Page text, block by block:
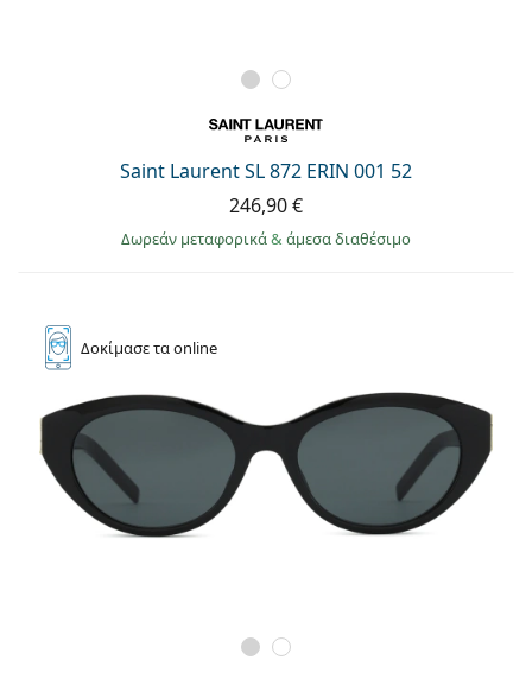
Saint Laurent SL 872 ERIN 001 52
246,90 €
Δωρεάν μεταφορικά& άμεσα διαθέσιμο
Δοκίμασετα online